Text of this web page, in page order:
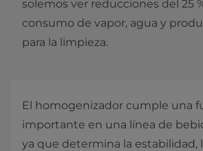
solemos ver reducciones del 25
consumo de vapor, agua y
para la limpieza.
El homogenizador cumple una
importante en una línea de
ya que determina la estabilidad,